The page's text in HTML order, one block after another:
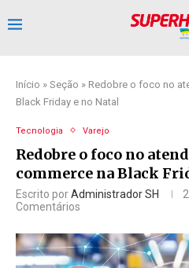
Início » Seção » Redobre o foco no
Black Friday e no Natal
Tecnologia Varejo
Redobre o foco no
commerce na Black
Escrito porAdministrador SH
Comentários